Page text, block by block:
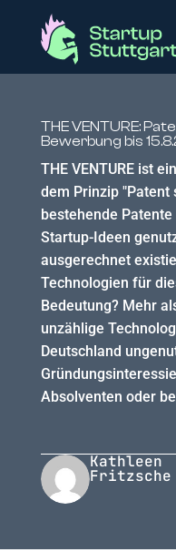
THE VENTURE:
Bewerbung bis
THE VENTURE ist
dem Prinzip "Patent
bestehende
Startup-Ideen
ausgerechnet
Technologien für
Bedeutung? Mehr
unzählige
Deutschland
Absolventen oder
Kathleen
Fritzsche